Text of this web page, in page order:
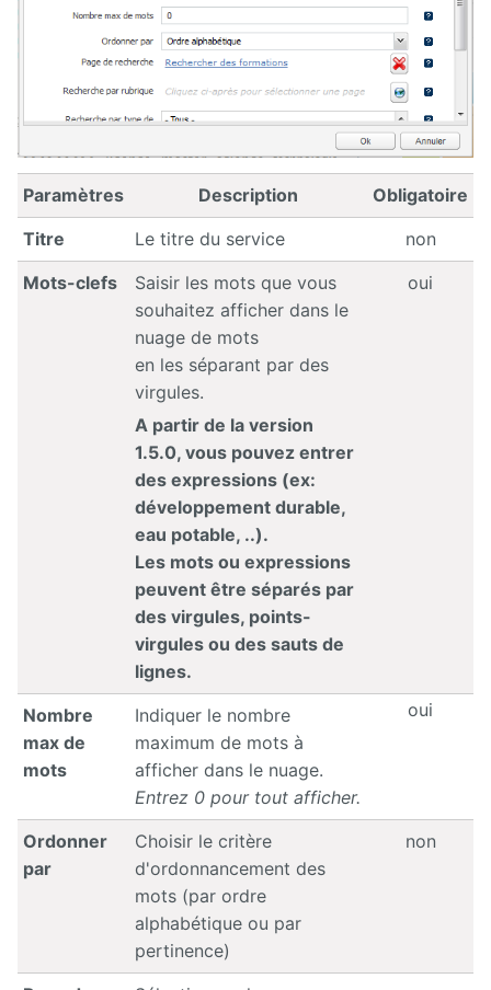
Paramètres Description
Obligatoire
Titre
Le titre du service
non
Mots-clefs
Saisir les mots que vous
souhaitez afficher dans le
nuage de mots
en les séparant par des
virgules.
A partir de la version
1.5.0, vous pouvez entrer
des expressions (ex:
développement durable,
eau potable, ..).
Les mots ou expressions
peuvent être séparés par
des virgules, points-
virgules ou des sauts de
lignes.
oui
Nombre
max de
mots
Indiquer le nombre
maximum de mots à
afficher dans le nuage.
Entrez 0 pour tout afficher.
oui
Ordonner
par
Choisir le critère
d'ordonnancement des
mots (par ordre
alphabétique ou par
pertinence)
non